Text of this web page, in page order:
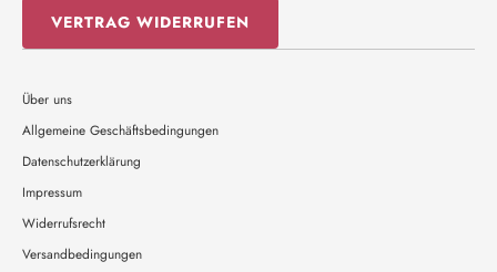
VERTRAG WIDERRUFEN
Über uns
Allgemeine Geschäftsbedingungen
Datenschutzerklärung
Impressum
Widerrufsrecht
Versandbedingungen